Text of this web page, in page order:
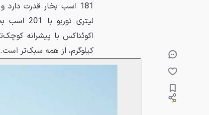
کیلوگرم، از همه سبک‌تر است.